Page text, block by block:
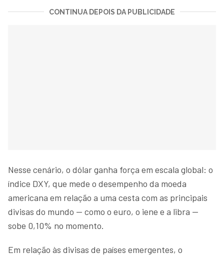
CONTINUA DEPOIS DA PUBLICIDADE
Nesse cenário, o dólar ganha força em escala global: o
índice DXY, que mede o desempenho da moeda
americana em relação a uma cesta com as principais
divisas do mundo — como o euro, o iene e a libra —
sobe 0,10% no momento.
Em relação às divisas de países emergentes, o